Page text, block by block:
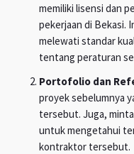
memiliki lisensi dan
pekerjaan di Bekasi.
melewati standar
tentang peraturan
Portofolio dan
proyek sebelumnya
tersebut. Juga,
untuk mengetahui
kontraktor tersebut.